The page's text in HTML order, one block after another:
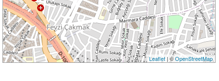
Leaflet| ©OpenStreetMap